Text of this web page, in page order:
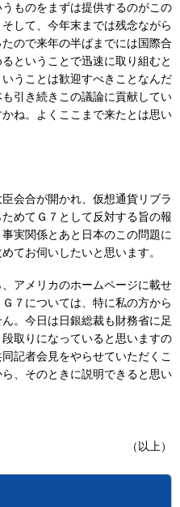
ものをまずは提供するのがこの
して、今年末までは残念ながら
ので来年の半ばまでには国際合
ということで迅速に取り組むと
うことは歓迎すべきことなんだ
引き続きこの議論に貢献してい
ね。よくここまで来たとは思い
会合が開かれ、仮想通貨リブラ
めてＧ７として反対する旨の報
実関係とあと日本のこの問題に
てお伺いしたいと思います。
アメリカのホームページに載せ
７については、特に私の方から
。今日は日銀総裁も財務省に足
取りになっていると思いますの
記者会見をやらせていただくこ
、そのときに説明できると思い
（以上）